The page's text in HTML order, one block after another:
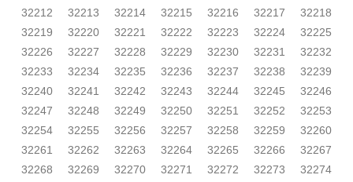
32212
32213 32214 32215 32216 32217
32218
32219
32220 32221 32222 32223 32224
32225
32226
32227 32228 32229 32230 32231
32232
32233
32234 32235 32236 32237 32238
32239
32240
32241 32242 32243 32244 32245
32246
32247
32248 32249 32250 32251 32252
32253
32254
32255 32256 32257 32258 32259
32260
32261
32262 32263 32264 32265 32266
32267
32268
32269 32270 32271 32272 32273
32274